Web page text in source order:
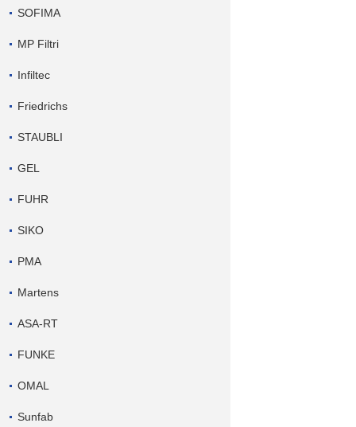
SOFIMA
MP Filtri
Infiltec
Friedrichs
STAUBLI
GEL
FUHR
SIKO
PMA
Martens
ASA-RT
FUNKE
OMAL
Sunfab